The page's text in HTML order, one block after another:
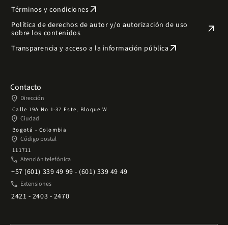
Términos y condicionesarrow_outward
Política de derechos de autor y/o autorización de uso
sobre los contenidos
arrow_outward
Transparencia y acceso a la información pública arrow_outward
Contacto
place Dirección
Calle 19A No 1-37 Este, Bloque W
place Ciudad
Bogotá - Colombia
place Código postal
111711
phone Atención telefónica
+57 (601) 339 49 99 - (601) 339 49 49
phone Extensiones
2421 - 2403 - 2470